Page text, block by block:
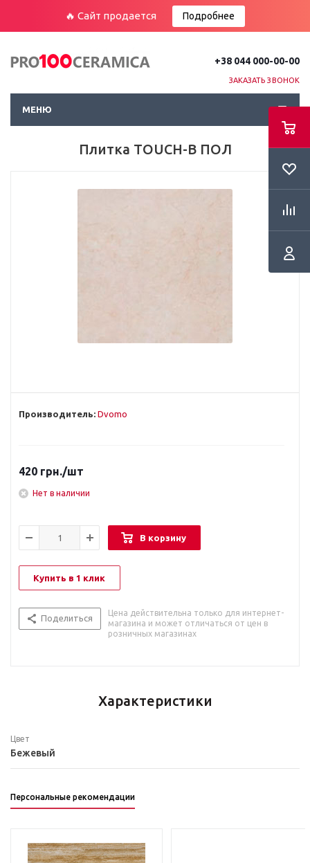
🔥 Сайт продается Подробнее
+38 044 000-00-00
ЗАКАЗАТЬ ЗВОНОК
МЕНЮ
Плитка TOUCH-B ПОЛ
Производитель: Dvomo
420 грн./шт
Нет в наличии
В корзину
Купить в 1 клик
Поделиться
Цена действительна только для интернет-
магазина и может отличаться от цен в
розничных магазинах
Характеристики
Цвет
Бежевый
Персональные рекомендации